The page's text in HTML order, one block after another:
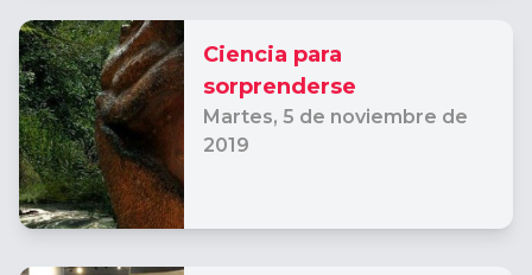
Ciencia para
sorprenderse
Martes, 5 de noviembre de
2019